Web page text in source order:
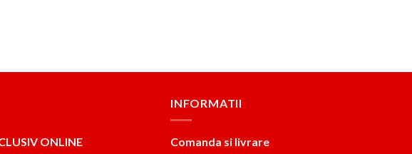
ONLINE
INFORMATII
Comanda si livrare